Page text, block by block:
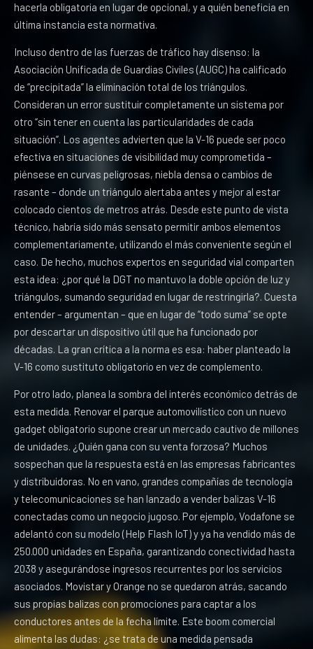
hacerla obligatoria en lugar de opcional, y a quién beneficia en
última instancia esta normativa.
Incluso dentro de las fuerzas de tráfico hay disenso: la
Asociación Unificada de Guardias Civiles (AUGC) ha calificado
de “precipitada” la eliminación total de los triángulos.
Consideran un error sustituir completamente un sistema por
otro “sin tener en cuenta las particularidades de cada
situación”. Los agentes advierten que la V-16 puede ser poco
efectiva en situaciones de visibilidad muy comprometida –
piénsese en curvas peligrosas, niebla densa o cambios de
rasante – donde un triángulo alertaba antes y mejor al estar
colocado cientos de metros atrás. Desde este punto de vista
técnico, habría sido más sensato permitir ambos elementos
complementariamente, utilizando el más conveniente según el
caso. De hecho, muchos expertos en seguridad vial comparten
esta idea: ¿por qué la DGT no mantuvo la doble opción de luz y
triángulos, sumando seguridad en lugar de restringirla?. Cuesta
entender – argumentan – que en lugar de “todo suma” se opte
por descartar un dispositivo útil que ha funcionado por
décadas. La gran crítica a la norma es esa: haber planteado la
V-16 como sustituto obligatorio en vez de complemento.
Por otro lado, planea la sombra del interés económico detrás de
esta medida. Renovar el parque automovilístico con un nuevo
gadget obligatorio supone crear un mercado cautivo de millones
de unidades. ¿Quién gana con su venta forzosa? Muchos
sospechan que la respuesta está en las empresas fabricantes
y distribuidoras. No en vano, grandes compañías de tecnología
y telecomunicaciones se han lanzado a vender balizas V-16
conectadas como un negocio jugoso. Por ejemplo, Vodafone se
adelantó con su modelo (Help Flash IoT) y ya ha vendido más de
250.000 unidades en España, garantizando conectividad hasta
2038 y asegurándose ingresos recurrentes por los servicios
asociados. Movistar y Orange no se quedaron atrás, sacando
sus propias balizas con promociones para captar a los
conductores antes de la fecha límite. Este boom comercial
alimenta las dudas: ¿se trata de una medida pensada